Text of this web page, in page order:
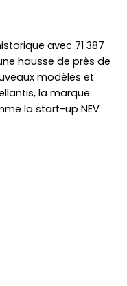
avec 71 387
hausse de près de
modèles et
la marque
la start-up NEV